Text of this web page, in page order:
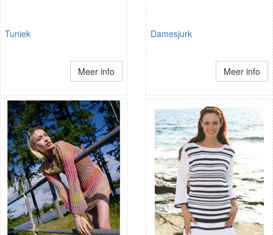
Tuniek
Meer info
Damesjurk
Meer info